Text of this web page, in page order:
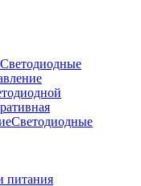
Светодиодные
Светодиодные
питания